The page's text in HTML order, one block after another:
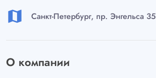
map Санкт-Петербург, пр. Энгельса 35
О компании